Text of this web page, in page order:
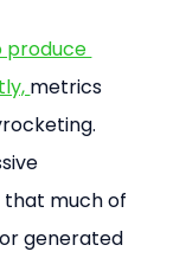
produce
metrics
that much of
generated